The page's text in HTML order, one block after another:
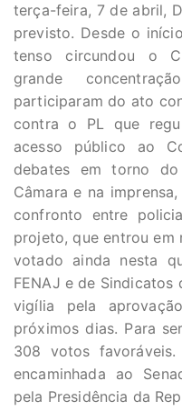
terça-feira, 7 de abril,
previsto. Desde o
tenso circundou o
grande
participaram do ato
contra o PL que
acesso público ao
debates em torno
Câmara e na
confronto entre
projeto, que entrou em
votado ainda nesta
FENAJ e de Sindicatos
vigília pela
próximos dias. Para
308 votos
encaminhada ao
pela Presidência da